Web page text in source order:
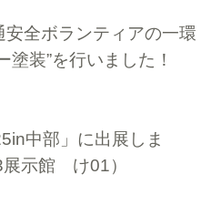
全ボランティアの一環
塗装”を行いました！
中部」に出展しま
展示館 け01）